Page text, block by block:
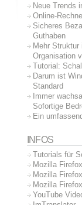
Neue Trends
Online-
Sicheres
Guthaben
Mehr
Organisation
Tutorial:
Darum ist
Standard
Immer
Sofortige
Ein
INFOS
Tutorials für
Mozilla
Mozilla
Mozilla
YouTube